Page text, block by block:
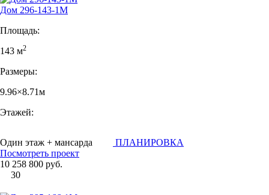
Дом 296-143-1М
Площадь:
143 м2
Размеры:
9.96×8.71м
Этажей:
Один этаж + мансарда
ПЛАНИРОВКА
Посмотреть проект
10 258 800 руб.
30